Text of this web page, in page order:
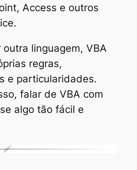
Access e outros
.
outra linguagem, VBA
regras,
e particularidades.
, falar de VBA com
algo tão fácil e